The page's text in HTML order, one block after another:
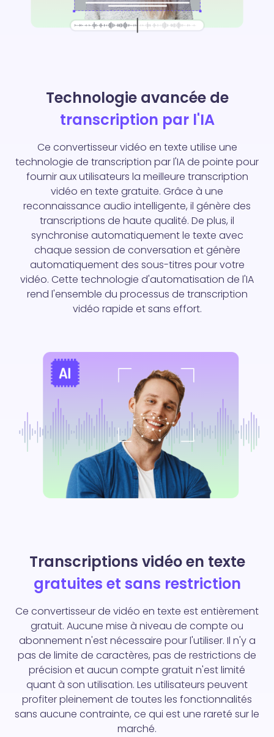
Technologie avancée de
transcription par l'IA
Ce convertisseur vidéo en texte utilise une
technologie de transcription par l'IA de pointe pour
fournir aux utilisateurs la meilleure transcription
vidéo en texte gratuite. Grâce à une
reconnaissance audio intelligente, il génère des
transcriptions de haute qualité. De plus, il
synchronise automatiquement le texte avec
chaque session de conversation et génère
automatiquement des sous-titres pour votre
vidéo. Cette technologie d'automatisation de l'IA
rend l'ensemble du processus de transcription
vidéo rapide et sans effort.
Transcriptions vidéo en texte
gratuites et sans restriction
Ce convertisseur de vidéo en texte est entièrement
gratuit. Aucune mise à niveau de compte ou
abonnement n'est nécessaire pour l'utiliser. Il n'y a
pas de limite de caractères, pas de restrictions de
précision et aucun compte gratuit n'est limité
quant à son utilisation. Les utilisateurs peuvent
profiter pleinement de toutes les fonctionnalités
sans aucune contrainte, ce qui est une rareté sur le
marché.